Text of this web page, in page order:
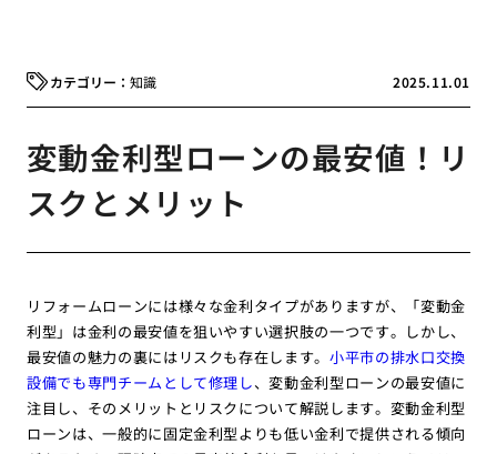
2025.11.01
知識
変動金利型ローンの最安値！リ
スクとメリット
リフォームローンには様々な金利タイプがありますが、「変動金
利型」は金利の最安値を狙いやすい選択肢の一つです。しかし、
最安値の魅力の裏にはリスクも存在します。小平市の排水口交換
設備でも専門チームとして修理し、変動金利型ローンの最安値に
注目し、そのメリットとリスクについて解説します。変動金利型
ローンは、一般的に固定金利型よりも低い金利で提供される傾向